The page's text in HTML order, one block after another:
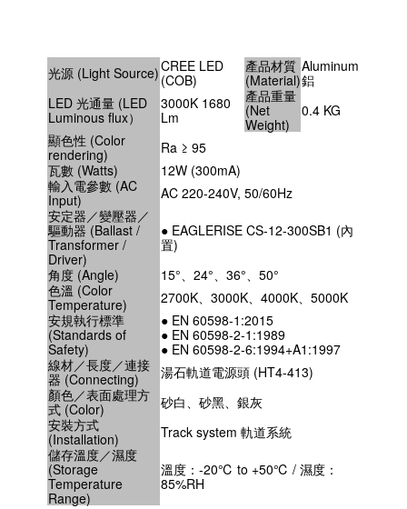
光源 (Light Source)CREE LED
(COB)
產品材質
(Material)
Aluminum
鋁
LED 光通量 (LED
Luminous flux）
3000K 1680
Lm
產品重量
(Net
Weight)
0.4 KG
顯色性 (Color
rendering)
Ra ≥ 95
瓦數 (Watts)
12W (300mA)
輸入電參數 (AC
Input)
AC 220-240V, 50/60Hz
安定器／變壓器／
驅動器 (Ballast /
Transformer /
Driver)
● EAGLERISE CS-12-300SB1 (內
置)
角度 (Angle)
15°、24°、36°、50°
色溫 (Color
Temperature)
2700K、3000K、4000K、5000K
安規執行標準
(Standards of
Safety)
● EN 60598-1:2015
● EN 60598-2-1:1989
● EN 60598-2-6:1994+A1:1997
線材／長度／連接
器 (Connecting)
湯石軌道電源頭 (HT4-413)
顏色／表面處理方
式 (Color)
砂白、砂黑、銀灰
安裝方式
(Installation)
Track system 軌道系統
儲存溫度／濕度
(Storage
Temperature
Range)
溫度：-20℃ to +50℃ / 濕度：
85%RH